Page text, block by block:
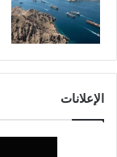
الإعلانات